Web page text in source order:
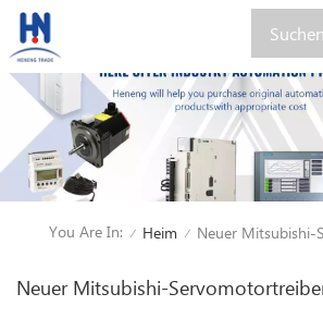
You Are In: / Heim / Neuer Mitsubishi-
Neuer Mitsubishi-